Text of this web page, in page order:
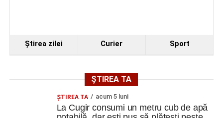
preferată pe Google
Ultimele știri din Cugir
Ştirea zilei Curier Sport
ȘTIREA TA
ȘTIREA TA acum 5 luni
La Cugir consumi un metru cub de apă